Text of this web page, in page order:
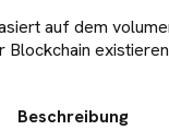
auf dem
Beschreibung